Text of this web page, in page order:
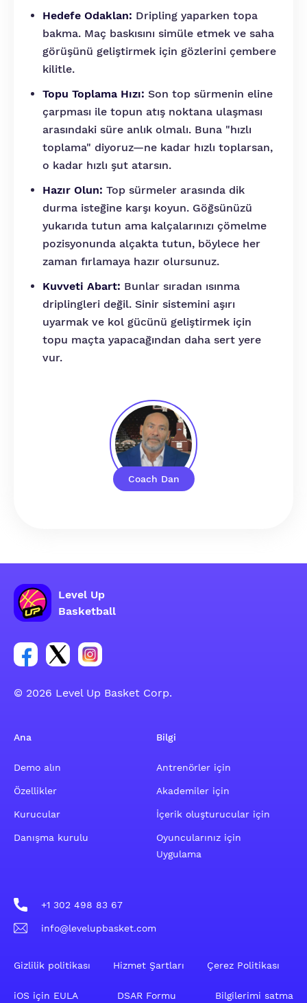
Coach Dan
Hedefe Odaklan: Dripling yaparken topa
bakma. Maç baskısını simüle etmek ve saha
görüşünü geliştirmek için gözlerini çembere
kilitle.
Topu Toplama Hızı: Son top sürmenin eline
çarpması ile topun atış noktana ulaşması
arasındaki süre anlık olmalı. Buna "hızlı
toplama" diyoruz—ne kadar hızlı toplarsan,
o kadar hızlı şut atarsın.
Hazır Olun: Top sürmeler arasında dik
durma isteğine karşı koyun. Göğsünüzü
yukarıda tutun ama kalçalarınızı çömelme
pozisyonunda alçakta tutun, böylece her
zaman fırlamaya hazır olursunuz.
Kuvveti Abart: Bunlar sıradan ısınma
driplingleri değil. Sinir sistemini aşırı
uyarmak ve kol gücünü geliştirmek için
topu maçta yapacağından daha sert yere
vur.
Level Up
Basketball
Facebook hesabı sosyal grubu linki
Twitter hesabı sosyal grubu linki
Instagram hesabı sosyal grubu linki
© 2026 Level Up Basket Corp.
Ana
Demo alın
Özellikler
Kurucular
Danışma kurulu
Bilgi
Antrenörler için
Akademiler için
İçerik oluşturucular için
Oyuncularınız için
Uygulama
+1 302 498 83 67
info@levelupbasket.com
Gizlilik politikası Hizmet Şartları Çerez Politikası
iOS için EULA DSAR Formu Bilgilerimi satma